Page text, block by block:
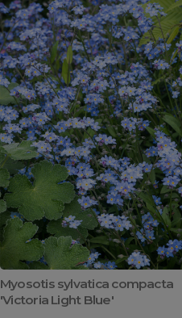
Myosotis sylvatica compacta
'Victoria Light Blue'